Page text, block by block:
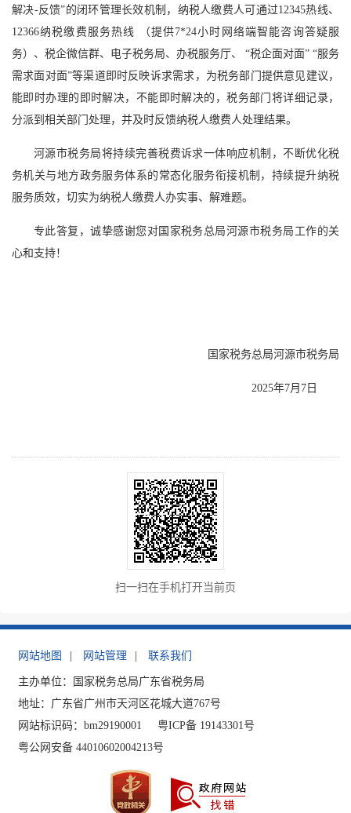
解决-反馈”的闭环管理长效机制，纳税人缴费人可通过12345热线、
12366纳税缴费服务热线 （提供7*24小时网络端智能咨询答疑服
务）、税企微信群、电子税务局、办税服务厅、 “税企面对面” “服务
需求面对面”等渠道即时反映诉求需求，为税务部门提供意见建议，
能即时办理的即时解决，不能即时解决的，税务部门将详细记录，
分派到相关部门处理，并及时反馈纳税人缴费人处理结果。
河源市税务局将持续完善税费诉求一体响应机制，不断优化税
务机关与地方政务服务体系的常态化服务衔接机制，持续提升纳税
服务质效，切实为纳税人缴费人办实事、解难题。
专此答复，诚挚感谢您对国家税务总局河源市税务局工作的关
心和支持！
国家税务总局河源市税务局
2025年7月7日
扫一扫在手机打开当前页
网站地图 网站管理 联系我们
主办单位：国家税务总局广东省税务局
地址：广东省广州市天河区花城大道767号
网站标识码：bm29190001
粤ICP备 19143301号
粤公网安备 44010602004213号